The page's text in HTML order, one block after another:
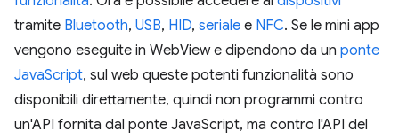
tramite Bluetooth, USB, HID, seriale e NFC. Se le mini app
vengono eseguite in WebView e dipendono da un ponte
JavaScript, sul web queste potenti funzionalità sono
disponibili direttamente, quindi non programmi contro
un'API fornita dal ponte JavaScript, ma contro l'API del